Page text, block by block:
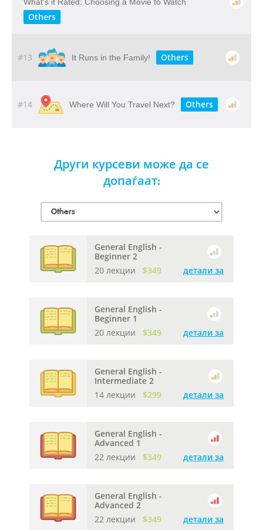
Others
#13 It Runs in the Family! Others
#14 Where Will You Travel Next? Others
Други курсеви може да се
допаѓаат:
General English -
Beginner 2
20 лекции
$349 детали за
General English -
Beginner 1
20 лекции
$349 детали за
General English -
Intermediate 2
14 лекции
$299 детали за
General English -
Advanced 1
22 лекции
$349 детали за
General English -
Advanced 2
22 лекции
$349 детали за